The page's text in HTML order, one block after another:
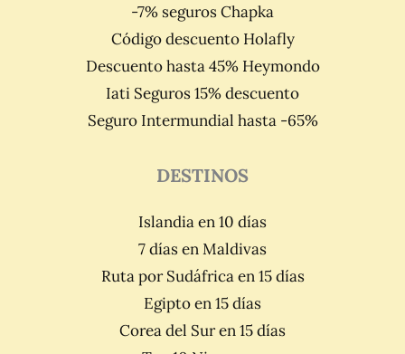
-7% seguros Chapka
Código descuento Holafly
Descuento hasta 45% Heymondo
Iati Seguros 15% descuento
Seguro Intermundial hasta -65%
DESTINOS
Islandia en 10 días
7 días en Maldivas
Ruta por Sudáfrica en 15 días
Egipto en 15 días
Corea del Sur en 15 días